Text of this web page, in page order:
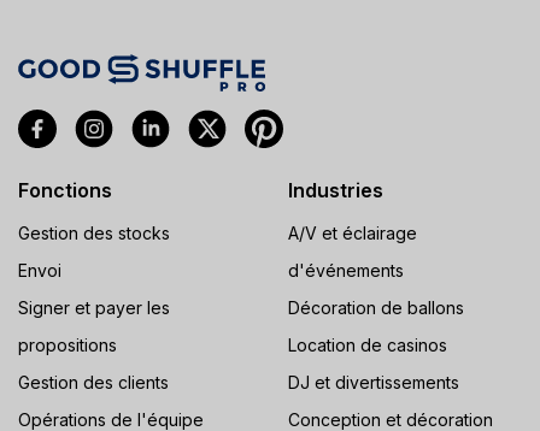
Fonctions
Gestion des stocks
Envoi
Signer et payer les
propositions
Gestion des clients
Opérations de l'équipe
Industries
A/V et éclairage
d'événements
Décoration de ballons
Location de casinos
DJ et divertissements
Conception et décoration